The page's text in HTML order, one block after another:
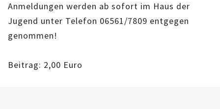
Anmeldungen werden ab sofort im Haus der
Jugend unter Telefon 06561/7809 entgegen
genommen!
Beitrag: 2,00 Euro